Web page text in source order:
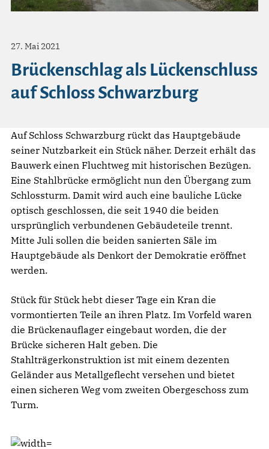
27. Mai 2021
Brückenschlag als Lückenschluss
auf Schloss Schwarzburg
Auf Schloss Schwarzburg rückt das Hauptgebäude
seiner Nutzbarkeit ein Stück näher. Derzeit erhält das
Bauwerk einen Fluchtweg mit historischen Bezügen.
Eine Stahlbrücke ermöglicht nun den Übergang zum
Schlossturm. Damit wird auch eine bauliche Lücke
optisch geschlossen, die seit 1940 die beiden
ursprünglich verbundenen Gebäudeteile trennt.
Mitte Juli sollen die beiden sanierten Säle im
Hauptgebäude als Denkort der Demokratie eröffnet
werden.
Stück für Stück hebt dieser Tage ein Kran die
vormontierten Teile an ihren Platz. Im Vorfeld waren
die Brückenauflager eingebaut worden, die der
Brücke sicheren Halt geben. Die
Stahlträgerkonstruktion ist mit einem dezenten
Geländer aus Metallgeflecht versehen und bietet
einen sicheren Weg vom zweiten Obergeschoss zum
Turm.